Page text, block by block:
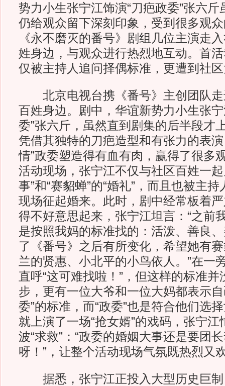
势力小生张宁江饰演“刀疤政委”张六
仍给观众留下深刻印象，受到很多观
《永不磨灭的番号》剧组几位主演走
姓身边，与观众进行热烈地互动。首
仅被主持人追问择偶标准，更遭到社区
北京电视台携《番号》主创团队走
百姓身边。剧中，华谊新势力小生张
委”张六斤，虽然直到剧集的后半段才
凭借其独特的刀疤造型和有张力的表
情”政委塑造得有血有肉，赢得了很多
活动现场，张宁江不仅与社区百姓一
事”和“赛貂蝉”的“婚礼”，而且也被主
现场征起婚来。此时，剧中经常板着
得不好意思起来，张宁江坦言：“之前
是按照我妈的标准找的：活泼、善良
了《番号》之后有所变化，希望她有
兰的贤惠、小北平的小鸟依人。”在一
直呼“这可难找啦！”，但这样的标准
步，更有一位大爷和一位大妈都表示
委”的标准，而“政委”也是符合他们选
就上演了一场“抢女婿”的戏码，张宁
波“求救”：“政委的婚姻大事还是要团
呀！”，让整个活动现场气氛既热烈又
据悉，张宁江正投入大型历史巨制